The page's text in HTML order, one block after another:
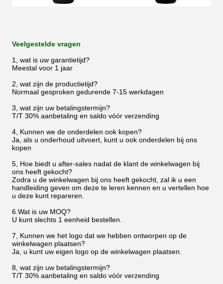
Veelgestelde vragen
1, wat is uw garantietijd?
Meestal voor 1 jaar
2, wat zijn de productietijd?
Normaal gesproken gedurende 7-15 werkdagen
3, wat zijn uw betalingstermijn?
T/T 30% aanbetaling en saldo vóór verzending
4, Kunnen we de onderdelen ook kopen?
Ja, als u onderhoud uitvoert, kunt u ook onderdelen bij ons
kopen
5, Hoe biedt u after-sales nadat de klant de winkelwagen bij
ons heeft gekocht?
Zodra u de winkelwagen bij ons heeft gekocht, zal ik u een
handleiding geven om deze te leren kennen en u vertellen hoe
u deze kunt repareren.
6.Wat is uw MOQ?
U kunt slechts 1 eenheid bestellen.
7, Kunnen we het logo dat we hebben ontworpen op de
winkelwagen plaatsen?
Ja, u kunt uw eigen logo op de winkelwagen plaatsen.
8, wat zijn uw betalingstermijn?
T/T 30% aanbetaling en saldo vóór verzending